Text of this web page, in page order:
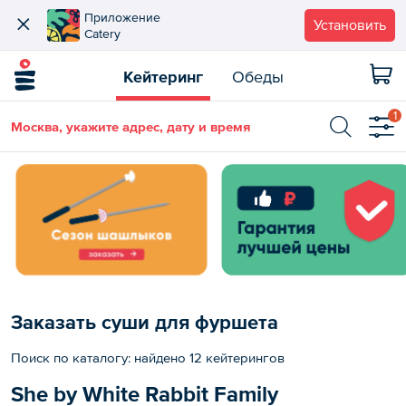
Приложение
Catery
Установить
Кейтеринг Обеды
Москва, укажите адрес, дату и время
1
Заказать суши для фуршета
Поиск по каталогу: найдено 12 кейтерингов
She by White Rabbit Family